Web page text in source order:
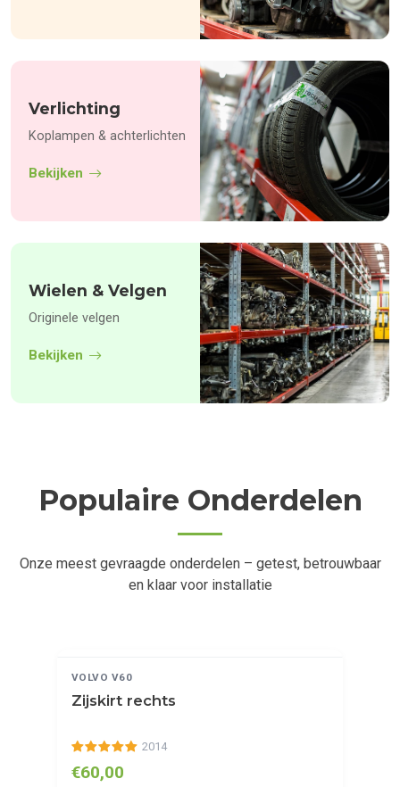
Verlichting
Koplampen & achterlichten
Bekijken
Wielen & Velgen
Originele velgen
Bekijken
Populaire Onderdelen
Onze meest gevraagde onderdelen – getest, betrouwbaar
en klaar voor installatie
GETEST
VOLVO V60
Zijskirt rechts
2014
€60,00